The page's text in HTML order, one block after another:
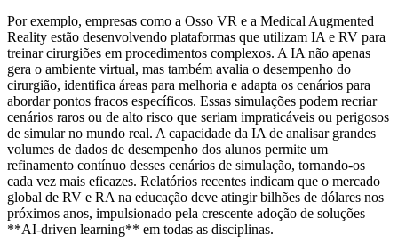
Por exemplo, empresas como a Osso VR e a Medical Augmented
Reality estão desenvolvendo plataformas que utilizam IA e RV para
treinar cirurgiões em procedimentos complexos. A IA não apenas
gera o ambiente virtual, mas também avalia o desempenho do
cirurgião, identifica áreas para melhoria e adapta os cenários para
abordar pontos fracos específicos. Essas simulações podem recriar
cenários raros ou de alto risco que seriam impraticáveis ou perigosos
de simular no mundo real. A capacidade da IA de analisar grandes
volumes de dados de desempenho dos alunos permite um
refinamento contínuo desses cenários de simulação, tornando-os
cada vez mais eficazes. Relatórios recentes indicam que o mercado
global de RV e RA na educação deve atingir bilhões de dólares nos
próximos anos, impulsionado pela crescente adoção de soluções
**AI-driven learning** em todas as disciplinas.